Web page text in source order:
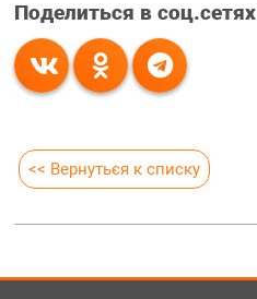
Поделиться в соц.сетях
<< Вернуться к списку